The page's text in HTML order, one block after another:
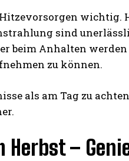
wichtig.
sind
beim Anhalten werden
zu können.
als am Tag zu
–